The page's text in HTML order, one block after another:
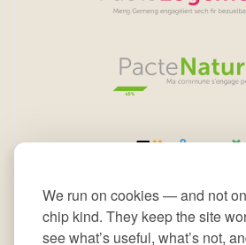
We run on cookies — and not
chip kind. They keep the site
see what’s useful, what’s not,